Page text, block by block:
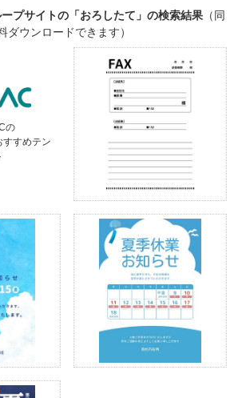
プサイトの「おろしたて」の検索結果 （同
ダウンロードできます）
の
すすめテン